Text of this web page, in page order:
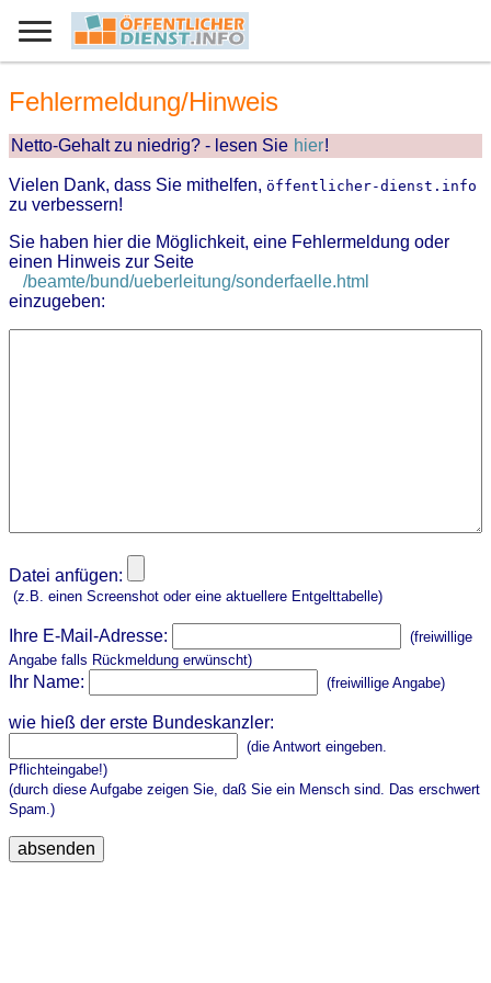
Fehlermeldung/Hinweis
Netto-Gehalt zu niedrig? - lesen Sie hier!
Vielen Dank, dass Sie mithelfen, öffentlicher-dienst.info
zu verbessern!
Sie haben hier die Möglichkeit, eine Fehlermeldung oder
einen Hinweis zur Seite
/beamte/bund/ueberleitung/sonderfaelle.html
einzugeben:
Datei anfügen:
(z.B. einen Screenshot oder eine aktuellere Entgelttabelle)
Ihre E-Mail-Adresse:
(freiwillige
Angabe falls Rückmeldung erwünscht)
Ihr Name: (freiwillige Angabe)
wie hieß der erste Bundeskanzler:
(die Antwort eingeben.
Pflichteingabe!)
(durch diese Aufgabe zeigen Sie, daß Sie ein Mensch sind. Das erschwert
Spam.)